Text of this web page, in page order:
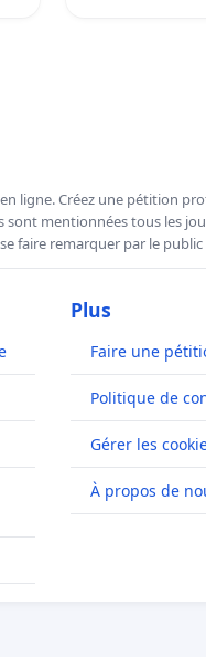
ligne. Créez une pétition
mentionnées tous les
faire remarquer par le
Plus
Faire une
Politique de
Gérer les
À propos de